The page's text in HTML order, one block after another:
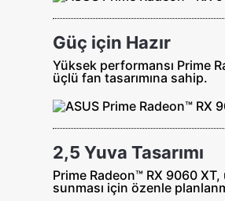
Güç için Hazır
Yüksek performansı Prime
üçlü fan tasarımına sahip.
2,5 Yuva Tasarımı
Prime Radeon™ RX 9060
sunması için özenle